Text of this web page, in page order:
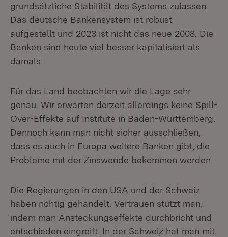
grundsätzliche Stabilität des Systems zulassen.
Das deutsche Bankensystem ist robust
aufgestellt und 2023 ist nicht das neue 2008. Die
Banken sind heute viel besser kapitalisiert als
damals.
Für das Land beobachten wir die Lage sehr
genau. Wir erwarten derzeit allerdings keine Spill-
Over-Effekte auf Institute in Baden-Württemberg.
Dennoch kann man nicht sicher ausschließen,
dass es auch in Europa weitere Banken gibt, die
Probleme mit der Zinswende bekommen werden.
Die Regierungen in den USA und der Schweiz
haben richtig gehandelt. Vertrauen stützt man,
indem man Ansteckungseffekte durchbricht und
entschieden eingreift. In der Schweiz hat man mit